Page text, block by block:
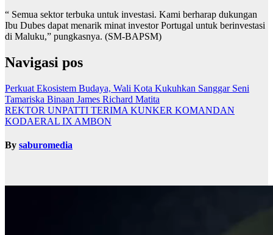
“ Semua sektor terbuka untuk investasi. Kami berharap dukungan
Ibu Dubes dapat menarik minat investor Portugal untuk berinvestasi
di Maluku,” pungkasnya. (SM-BAPSM)
Navigasi pos
Perkuat Ekosistem Budaya, Wali Kota Kukuhkan Sanggar Seni
Tamariska Binaan James Richard Matita
REKTOR UNPATTI TERIMA KUNKER KOMANDAN
KODAERAL IX AMBON
By saburomedia